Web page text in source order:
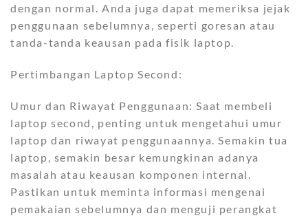
dengan normal. Anda juga dapat memeriksa jejak
penggunaan sebelumnya, seperti goresan atau
tanda-tanda keausan pada fisik laptop.
Pertimbangan Laptop Second:
Umur dan Riwayat Penggunaan: Saat membeli
laptop second, penting untuk mengetahui umur
laptop dan riwayat penggunaannya. Semakin tua
laptop, semakin besar kemungkinan adanya
masalah atau keausan komponen internal.
Pastikan untuk meminta informasi mengenai
pemakaian sebelumnya dan menguji perangkat